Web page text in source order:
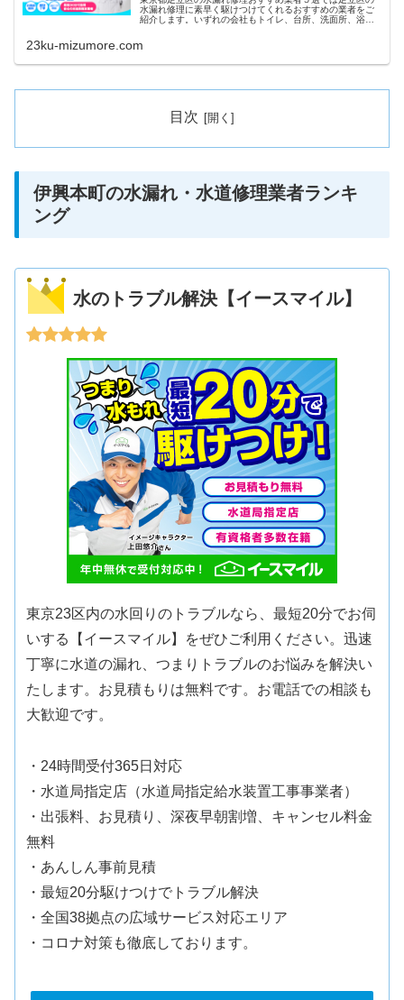
水漏れ修理に素早く駆けつけてくれるおすすめの業者をご
紹介します。いずれの会社もトイレ、台所、洗面所、浴室
23ku-mizumore.com
目次
伊興本町の水漏れ・水道修理業者ランキ
ング
水のトラブル解決【イースマイル】
東京23区内の水回りのトラブルなら、最短20分でお伺
いする【イースマイル】をぜひご利用ください。迅速
丁寧に水道の漏れ、つまりトラブルのお悩みを解決い
たします。お見積もりは無料です。お電話での相談も
大歓迎です。
・24時間受付365日対応
・水道局指定店（水道局指定給水装置工事事業者）
・出張料、お見積り、深夜早朝割増、キャンセル料金
無料
・あんしん事前見積
・最短20分駆けつけでトラブル解決
・全国38拠点の広域サービス対応エリア
・コロナ対策も徹底しております。